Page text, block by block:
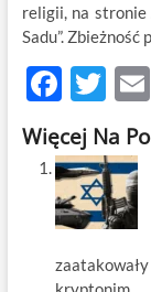
religii, na stronie
Sadu”.
F
ac
e
b
o
o
T
w
itt
er
Więcej Na